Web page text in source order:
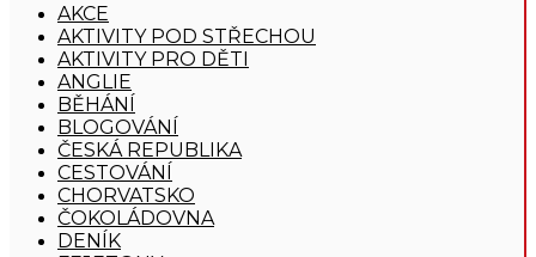
AKCE
AKTIVITY POD STŘECHOU
AKTIVITY PRO DĚTI
ANGLIE
BĚHÁNÍ
BLOGOVÁNÍ
ČESKÁ REPUBLIKA
CESTOVÁNÍ
CHORVATSKO
ČOKOLÁDOVNA
DENÍK